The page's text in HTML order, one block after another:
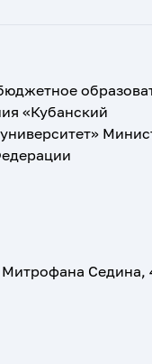
«Кубанский
Седина,